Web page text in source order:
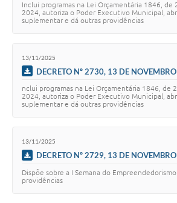
Inclui programas na Lei Orçamentária 1846, de
2024, autoriza o Poder Executivo Municipal,
suplementar e dá outras providências
13/11/2025
DECRETO Nº 2730, 13 DE
nclui programas na Lei Orçamentária 1846, de
2024, autoriza o Poder Executivo Municipal,
suplementar e dá outras providências
13/11/2025
DECRETO Nº 2729, 13 DE
Dispõe sobre a I Semana do
providências